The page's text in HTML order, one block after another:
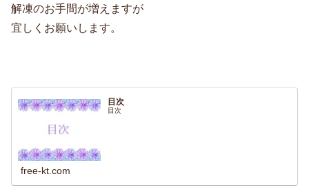
解凍のお手間が増えますが
宜しくお願いします。
目次
目次
free-kt.com